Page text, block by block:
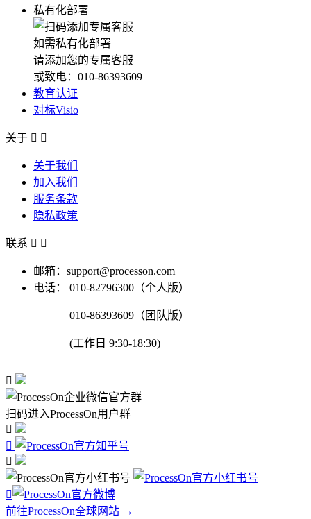
私有化部署
如需私有化部署
请添加您的专属客服
或致电：010-86393609
教育认证
对标Visio
关于  
关于我们
加入我们
服务条款
隐私政策
联系  
邮箱：support@processon.com
电话：
010-82796300（个人版）
010-86393609（团队版）
(工作日 9:30-18:30)

扫码进入ProcessOn用户群




前往ProcessOn全球网站 →